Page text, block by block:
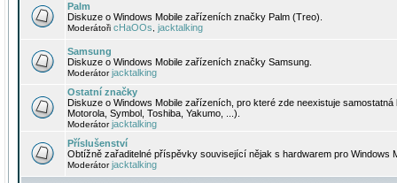
Palm
Diskuze o Windows Mobile zařízeních značky Palm (Treo).
Moderátoři cHaOOs jacktalking
Samsung
Diskuze o Windows Mobile zařízeních značky Samsung.
Moderátorjacktalking
Ostatní značky
Diskuze o Windows Mobile zařízeních, pro které zde neexistuje
Motorola, Symbol, Toshiba, Yakumo, ...).
Moderátorjacktalking
Příslušenství
Obtížně zařaditelné příspěvky související nějak s hardwarem pro Windows
Moderátorjacktalking